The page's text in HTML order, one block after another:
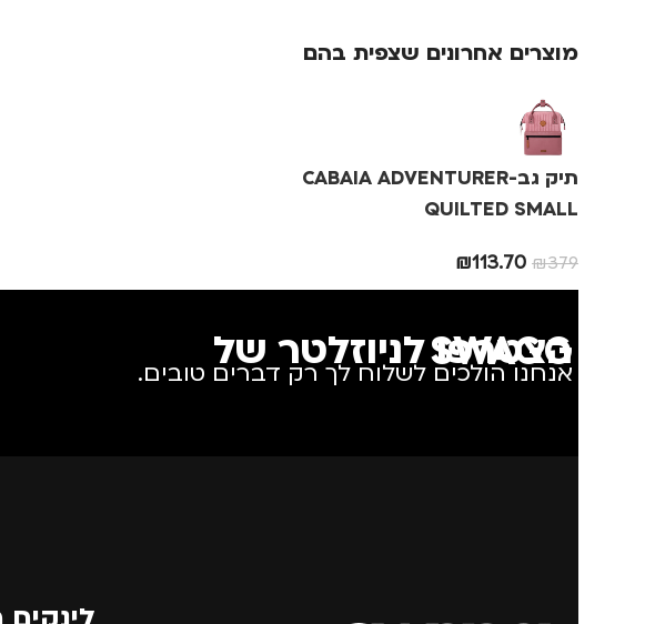
גברים , חיילים ,טיולים ,
נסיעות
מוצרים אחרונים שצפית בהם
תיק גב-CABAIA ADVENTURER
QUILTED SMALL
₪379
₪113.70
הצטרפו לניוזלטר של SWAGG
אנחנו הולכים לשלוח לך רק דברים טובים.